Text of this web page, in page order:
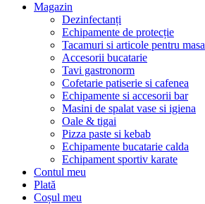
Magazin
Dezinfectanți
Echipamente de protecție
Tacamuri si articole pentru masa
Accesorii bucatarie
Tavi gastronorm
Cofetarie patiserie si cafenea
Echipamente si accesorii bar
Masini de spalat vase si igiena
Oale & tigai
Pizza paste si kebab
Echipamente bucatarie calda
Echipament sportiv karate
Contul meu
Plată
Coșul meu